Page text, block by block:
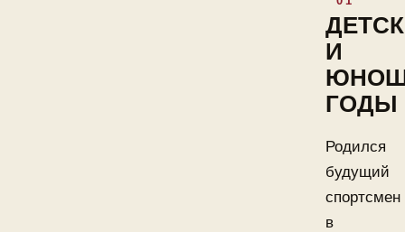
И
ГОДЫ
Родился
будущий
спортсмен
в